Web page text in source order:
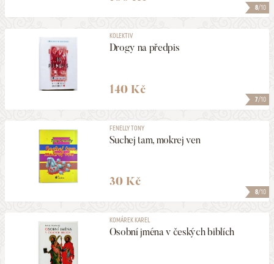
8/10
7/10
KOLEKTIV
Drogy na předpis
140 Kč
8/10
FENELLY TONY
Suchej tam, mokrej ven
30 Kč
KOMÁREK KAREL
Osobní jména v českých biblích